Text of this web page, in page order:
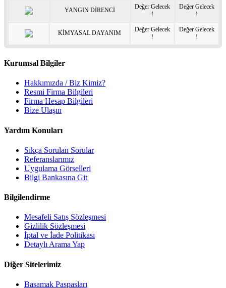
YANGIN DİRENCİ
Değer Gelecek
!
Değer Gelecek
!
KİMYASAL DAYANIM
Değer Gelecek
!
Değer Gelecek
!
Kurumsal Bilgiler
Hakkımızda / Biz Kimiz?
Resmi Firma Bilgileri
Firma Hesap Bilgileri
Bize Ulaşın
Yardım Konuları
Sıkça Sorulan Sorular
Referanslarımız
Uygulama Görselleri
Bilgi Bankasına Git
Bilgilendirme
Mesafeli Satış Sözleşmesi
Gizlilik Sözleşmesi
İptal ve İade Politikası
Detaylı Arama Yap
Diğer Sitelerimiz
Basamak Paspasları